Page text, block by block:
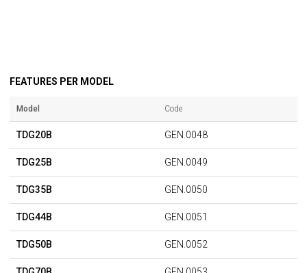
FEATURES PER MODEL
Model Code
TDG20B GEN.0048
TDG25B GEN.0049
TDG35B GEN.0050
TDG44B GEN.0051
TDG50B GEN.0052